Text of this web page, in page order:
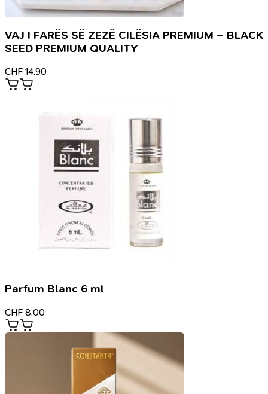
VAJ I FARËS SË ZEZË CILËSIA PREMIUM – BLACK
SEED PREMIUM QUALITY
CHF 14.90
Parfum Blanc 6 ml
CHF 8.00